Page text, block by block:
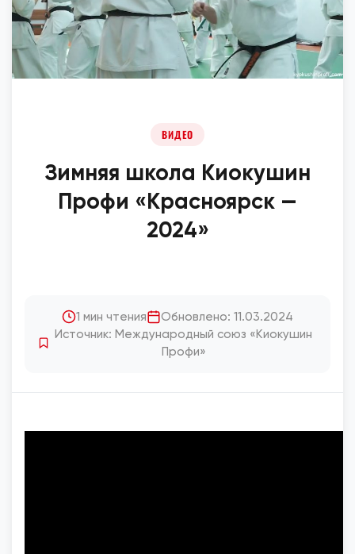
ВИДЕО
Зимняя школа Киокушин
Профи «Красноярск —
2024»
1 мин чтения
Обновлено: 11.03.2024
Источник: Международный союз «Киокушин
Профи»